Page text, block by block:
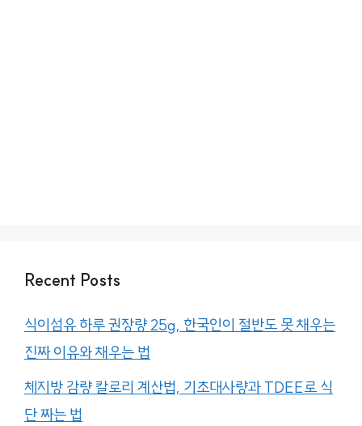
Recent Posts
식이섬유 하루 권장량 25g, 한국인이 절반도 못 채우는
진짜 이유와 채우는 법
체지방 감량 칼로리 계산법, 기초대사량과 TDEE로 식
단 짜는 법